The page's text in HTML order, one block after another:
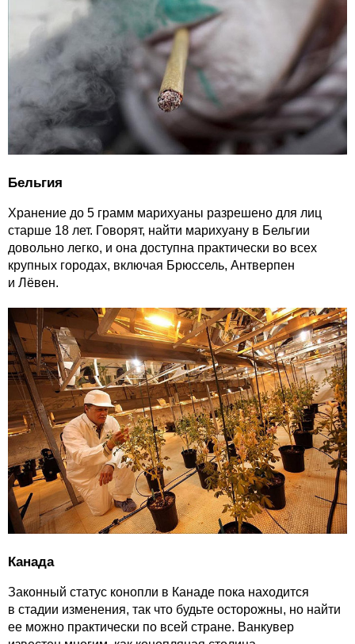
Бельгия
Хранение до 5 грамм марихуаны разрешено для лиц
старше 18 лет. Говорят, найти марихуану в Бельгии
довольно легко, и она доступна практически во всех
крупных городах, включая Брюссель, Антверпен
и Лёвен.
Канада
Законный статус конопли в Канаде пока находится
в стадии изменения, так что будьте осторожны, но найти
ее можно практически по всей стране. Ванкувер